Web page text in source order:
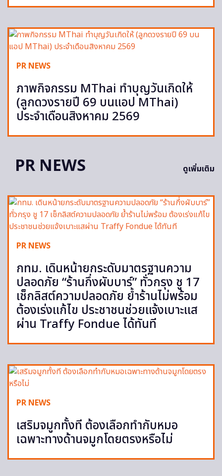
PR NEWS
ภาพกิจกรรม MThai ทำบุญวันเกิดให้
(ลูกดวงรายปี 69 บนแอป MThai)
ประจำเดือนสิงหาคม 2569
PR NEWS ดูเพิ่มเติม
PR NEWS
กทม. เดินหน้ายกระดับมาตรฐานความ
ปลอดภัย “ร้านกึ่งผับบาร์” ทั่วกรุง ชู 17
เช็กลิสต์ความปลอดภัย ย้ำร้านไม่พร้อม
ต้องเร่งแก้ไข ประชาชนช่วยแจ้งเบาะแส
ผ่าน Traffy Fondue ได้ทันที
PR NEWS
เสริมจมูกทั้งที ต้องเลือกทำกับหมอ
เฉพาะทางด้านจมูกโดยตรงหรือไม่